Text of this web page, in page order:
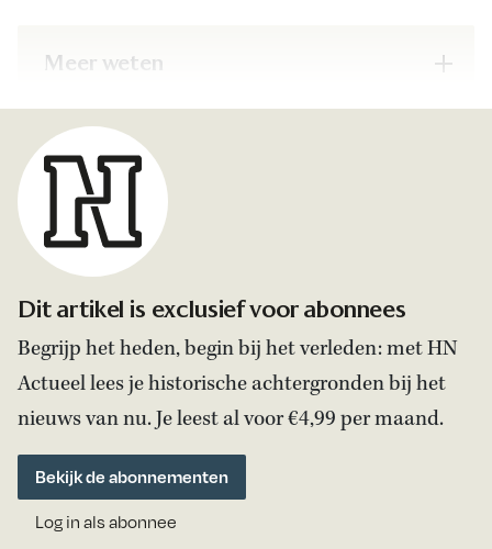
Meer weten
Dit artikel is exclusief voor abonnees
Begrijp het heden, begin bij het verleden: met HN
Actueel lees je historische achtergronden bij het
nieuws van nu. Je leest al voor €4,99 per maand.
Bekijk de abonnementen
Log in als abonnee